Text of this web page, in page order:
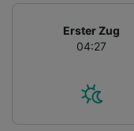
Erster Zug
04:27